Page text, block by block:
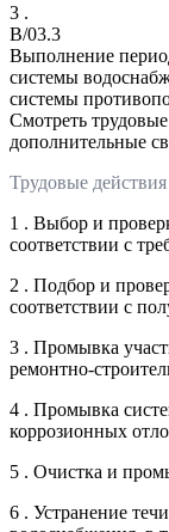
3 .
B/03.3
Выполнение
системы
системы
Смотреть
дополнительные
Трудовые действия
1 . Выбор и
соответствии с
2 . Подбор и
соответствии с
3 . Промывка
ремонтно-
4 . Промывка
коррозионных
5 . Очистка и
6 . Устранение